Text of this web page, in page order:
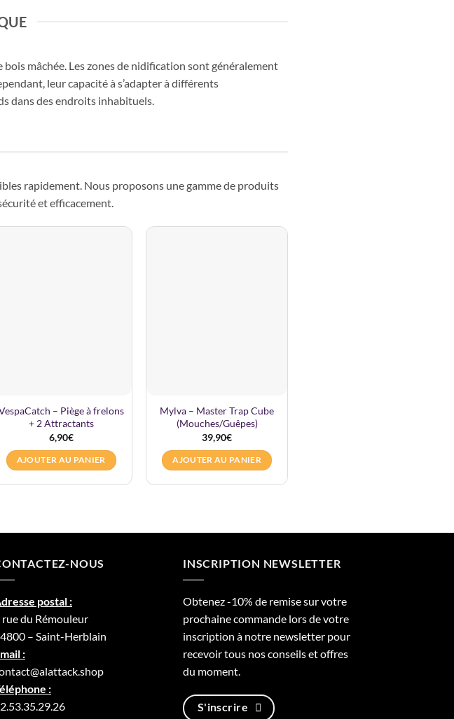
mâchée. Les zones de nidification sont généralement
leur capacité à s’adapter à différents
dans des endroits inhabituels.
rapidement. Nous proposons une gamme de produits
et efficacement.
– Piège à frelons
+ 2 Attractants
6,90€
AJOUTER AU PANIER
Mylva – Master Trap Cube
(Mouches/Guêpes)
39,90€
AJOUTER AU PANIER
NOUS
postal :
rue du Rémouleur
– Saint-Herblain
:
:
INSCRIPTION NEWSLETTER
Obtenez -10% de remise sur votre
prochaine commande lors de votre
inscription à notre newsletter pour
recevoir tous nos conseils et offres
du moment.
S'inscrire